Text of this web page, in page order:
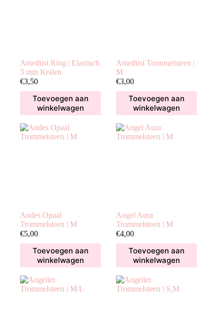
Amethist Ring | Elastisch
3 mm Kralen
€3,50
Toevoegen aan
winkelwagen
Amethist Trommelsteen |
M
€3,00
Toevoegen aan
winkelwagen
Andes Opaal
Trommelsteen | M
€5,00
Toevoegen aan
winkelwagen
Angel Aura
Trommelsteen | M
€4,00
Toevoegen aan
winkelwagen